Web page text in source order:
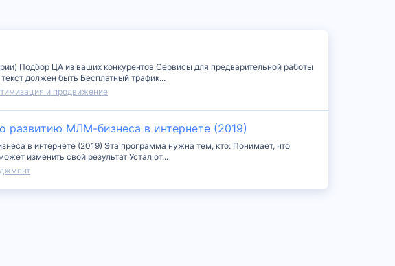
Подбор ЦА из ваших конкурентов Сервисы для предварительной работы
должен быть Бесплатный трафик...
и продвижение
развитию МЛМ-бизнеса в интернете (2019)
в интернете (2019) Эта программа нужна тем, кто: Понимает, что
изменить свой результат Устал от...